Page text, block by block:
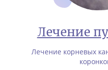
Лечение
Лечение корневых